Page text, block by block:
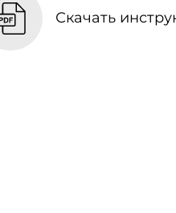
Скачать